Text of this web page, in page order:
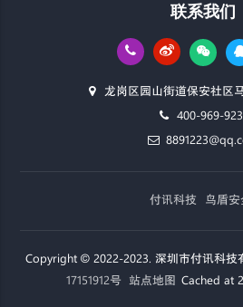
联系我们
龙岗区园山街道保安社区
400-969-
付讯科技 鸟盾安
Copyright © 2022-2023. 深圳市付讯科技
17151912号 站点地图 Cached at